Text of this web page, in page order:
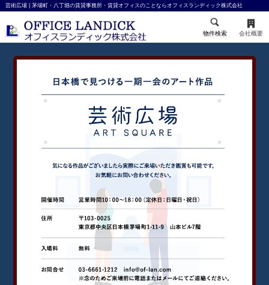
芸術広場 | 茅場町・八丁堀の賃貸事務所・賃貸オフィスのことならオフィスランディック株式会社
物件検索 会社概要